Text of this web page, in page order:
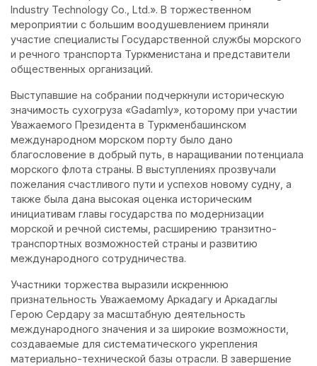
Industry Technology Co., Ltd.». В торжественном
мероприятии с большим воодушевлением приняли
участие специалисты Государственной службы морского
и речного транспорта Туркменистана и представители
общественных организаций.
Выступавшие на собрании подчеркнули историческую
значимость сухогруза «Gadamly», которому при участии
Уважаемого Президента в Туркменбашинском
международном морском порту было дано
благословение в добрый путь, в наращивании потенциала
морского флота страны. В выступлениях прозвучали
пожелания счастливого пути и успехов новому судну, а
также была дана высокая оценка историческим
инициативам главы государства по модернизации
морской и речной системы, расширению транзитно-
транспортных возможностей страны и развитию
международного сотрудничества.
Участники торжества выразили искреннюю
признательность Уважаемому Аркадагу и Аркадаглы
Герою Сердару за масштабную деятельность
международного значения и за широкие возможности,
создаваемые для систематического укрепления
материально-технической базы отрасли. В завершение